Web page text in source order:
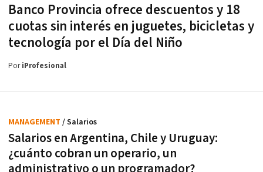
Banco Provincia ofrece descuentos y 18
cuotas sin interés en juguetes, bicicletas y
tecnología por el Día del Niño
PoriProfesional
Salarios en Argentina, Chile y Uruguay:
¿cuánto cobran un operario, un
administrativo o un programador?
MANAGEMENT / Salarios